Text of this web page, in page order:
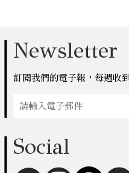
Newsletter
訂閱我們的電子報，每週收
Social